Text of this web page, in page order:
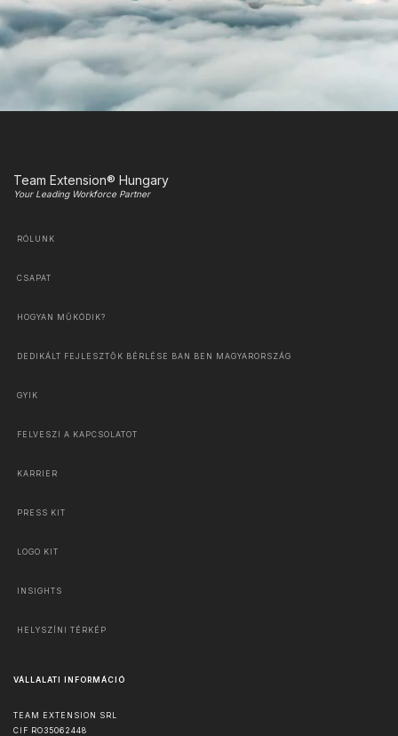
Team Extension® Hungary
Your Leading Workforce Partner
RÓLUNK
CSAPAT
HOGYAN MŰKÖDIK?
DEDIKÁLT FEJLESZTŐK BÉRLÉSE BAN BEN MAGYARORSZÁG
GYIK
FELVESZI A KAPCSOLATOT
KARRIER
PRESS KIT
LOGO KIT
INSIGHTS
HELYSZÍNI TÉRKÉP
VÁLLALATI INFORMÁCIÓ
TEAM EXTENSION SRL
CIF RO35062448